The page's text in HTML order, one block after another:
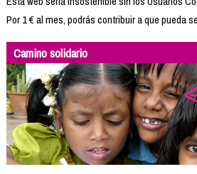
Por 1 € al mes, podrás contribuir a que pueda
Camino solidario